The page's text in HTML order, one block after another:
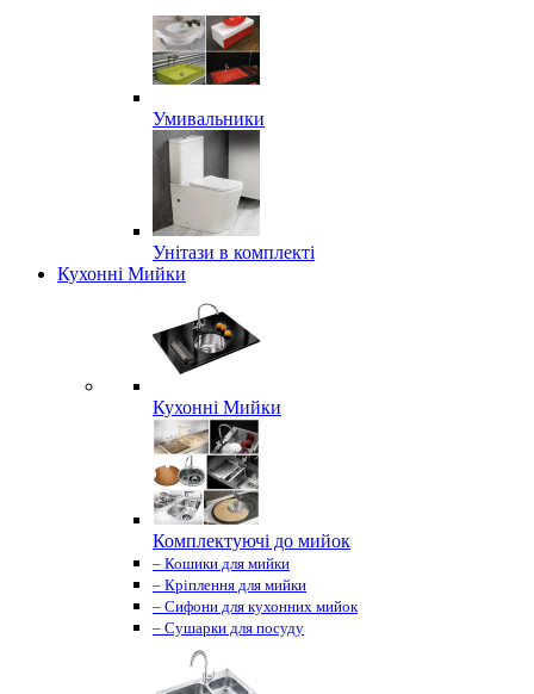
Умивальники
Унітази в комплекті
Кухонні Мийки
Кухонні Мийки
Комплектуючі до мийок
– Кошики для мийки
– Кріплення для мийки
– Сифони для кухонних мийок
– Сушарки для посуду